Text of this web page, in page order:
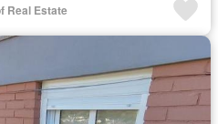
Real Estate